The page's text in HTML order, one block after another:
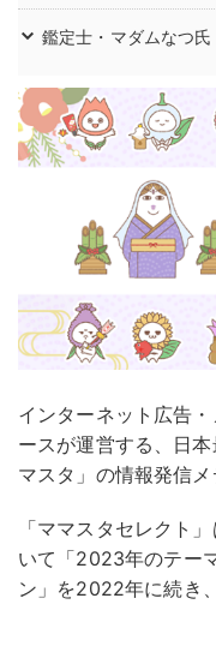
鑑定士・マダムなつ氏
インターネット広告
ースが運営する、日
マスタ」の情報発信メ
「ママスタセレクト
いて「2023年のテー
ン」を2022年に続き